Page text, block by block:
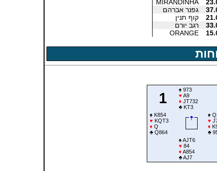
MIRANDINHA
גפנר אברהם
קוף תנין
רגב יורם
ORANGE
1
♠973
♥ A9
♦ JT732
♣KT3
♠K854
♥ KQT3
♦ Q
♣Q864
♠
♥
♦
♣
♠AJT6
♥ 84
♦ A854
♣AJ7